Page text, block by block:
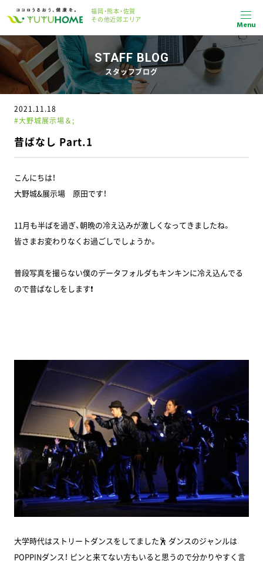
福岡・熊本・佐賀
その他近郊エリア
Menu
STAFF BLOG
スタッフブログ
2021.11.18
#大野城展示場＆;
昔ばなし Part.1
こんにちは！
大野城&展示場 原田です！
11月も半ばを過ぎ、朝晩の冷え込みが激しくなってきましたね。
皆さまお変わりなくお過ごしでしょうか。
普段写真を撮らない僕のデータフォルダもキンキンに冷え込んでる
ので昔ばなしをします❗️
大学時代はストリートダンスをしてました🕺 ダンスのジャンルは
POPPINダンス！ ピンと来てない方もいると思うので分かりやすく言